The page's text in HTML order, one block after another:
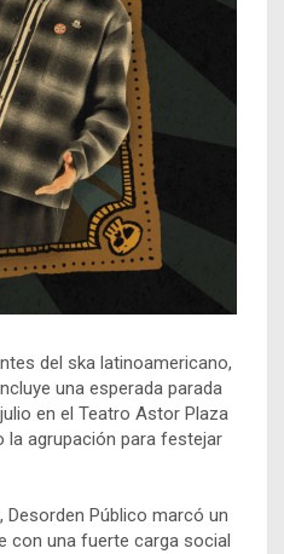
del ska latinoamericano,
una esperada parada
en el Teatro Astor Plaza
la agrupación para festejar
Desorden Público marcó un
con una fuerte carga social